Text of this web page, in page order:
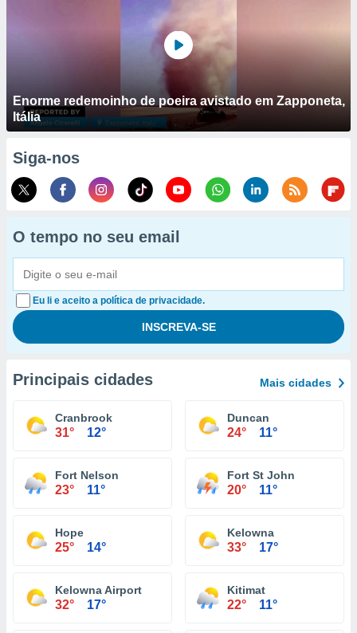
Enorme redemoinho de poeira avistado em Zapponeta,
Itália
Siga-nos
O tempo no seu email
Eu li e aceito a política de privacidade.
Principais cidades Mais cidades
Cranbrook
31° 12°
Duncan
24° 11°
Fort Nelson
23° 11°
Fort St John
20° 11°
Hope
25° 14°
Kelowna
33° 17°
Kelowna Airport
32° 17°
Kitimat
22° 11°